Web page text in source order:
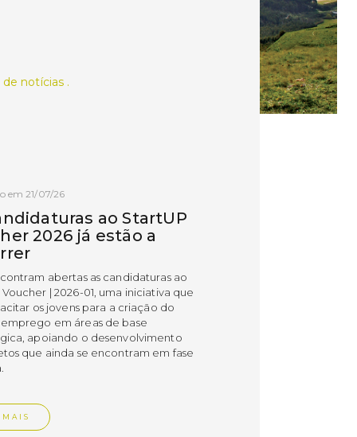
notícias .
em 21/07/26
ao StartUP
2026 já estão a
abertas as candidaturas ao
| 2026-01, uma iniciativa que
os jovens para a criação do
em áreas de base
apoiando o desenvolvimento
que ainda se encontram em fase
MAIS